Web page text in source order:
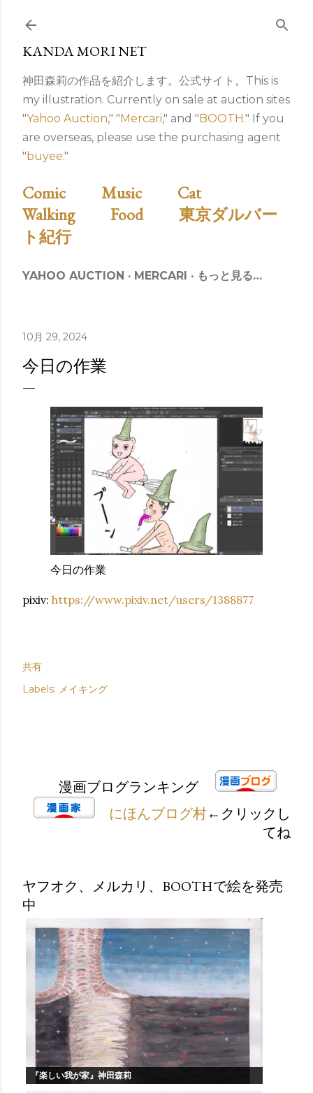
スキップしてメイン コンテンツに移動
KANDA MORI NET
神田森莉の作品を紹介します。公式サイト。This is
my illustration. Currently on sale at auction sites
"Yahoo Auction," "Mercari," and "BOOTH." If you
are overseas, please use the purchasing agent
"buyee."
Comic Music
Cat
Walking
Food
東京ダルバー
ト紀行
YAHOO AUCTION MERCARI もっと見る…
10月 29, 2024
今日の作業
今日の作業
pixiv: https://www.pixiv.net/users/1388877
共有
Labels: メイキング
漫画ブログランキング
にほんブログ村←クリックし
てね
ヤフオク、メルカリ、BOOTHで絵を発売
中
『楽しい我が家』神田森莉